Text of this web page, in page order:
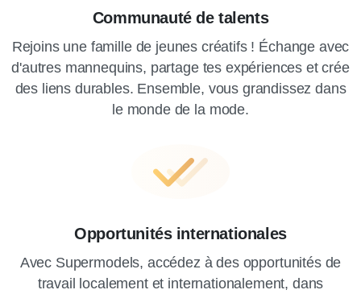
Communauté de talents
Rejoins une famille de jeunes créatifs ! Échange avec
d'autres mannequins, partage tes expériences et crée
des liens durables. Ensemble, vous grandissez dans
le monde de la mode.
Opportunités internationales
Avec Supermodels, accédez à des opportunités de
travail localement et internationalement, dans